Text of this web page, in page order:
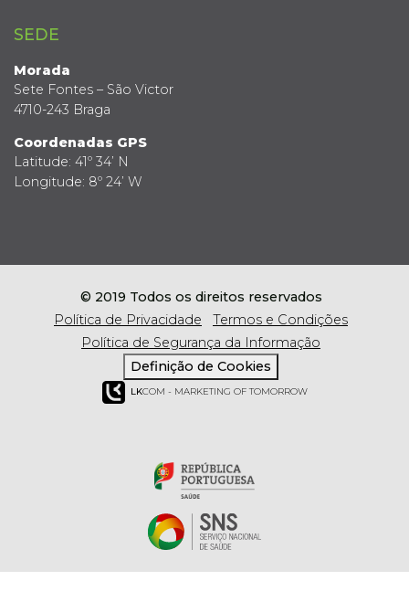
SEDE
Morada
Sete Fontes – São Victor
4710-243 Braga
Coordenadas GPS
Latitude: 41º 34’ N
Longitude: 8º 24’ W
© 2019 Todos os direitos reservados
Política de Privacidade
Termos e Condições
Política de Segurança da Informação
Definição de Cookies
LKCOM - MARKETING OF TOMORROW